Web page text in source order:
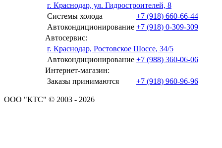
г. Краснодар, ул. Гидростроителей, 8
Системы холода
+7 (918) 660-66-44
Автокондиционирование +7 (918) 0-309-309
Автосервис:
г. Краснодар, Ростовское Шоссе, 34/5
Автокондиционирование +7 (988) 360-06-06
Интернет-магазин:
Заказы принимаются
+7 (918) 960-96-96
ООО "КТС" © 2003 - 2026